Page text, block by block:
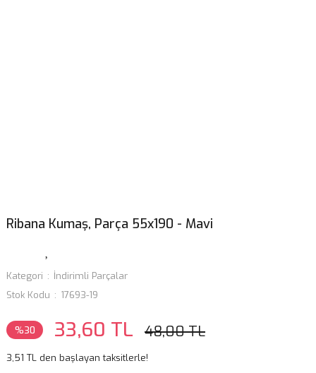
Ribana Kumaş, Parça 55x190 - Mavi
Kategori
İndirimli Parçalar
Stok Kodu
17693-19
%30 33,60 TL 48,00 TL
3,51 TL den başlayan taksitlerle!